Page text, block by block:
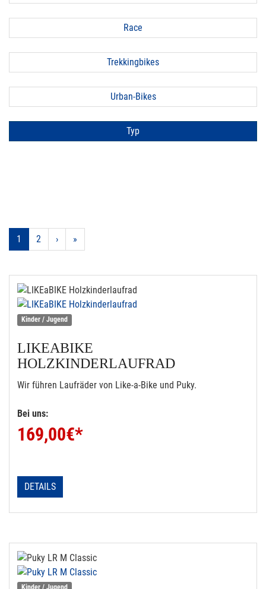
Race
Trekkingbikes
Urban-Bikes
Typ
1 2 › »
Kinder / Jugend
LIKEABIKE
HOLZKINDERLAUFRAD
Wir führen Laufräder von Like-a-Bike und Puky.
Bei uns:
169,00€*
DETAILS
Kinder / Jugend